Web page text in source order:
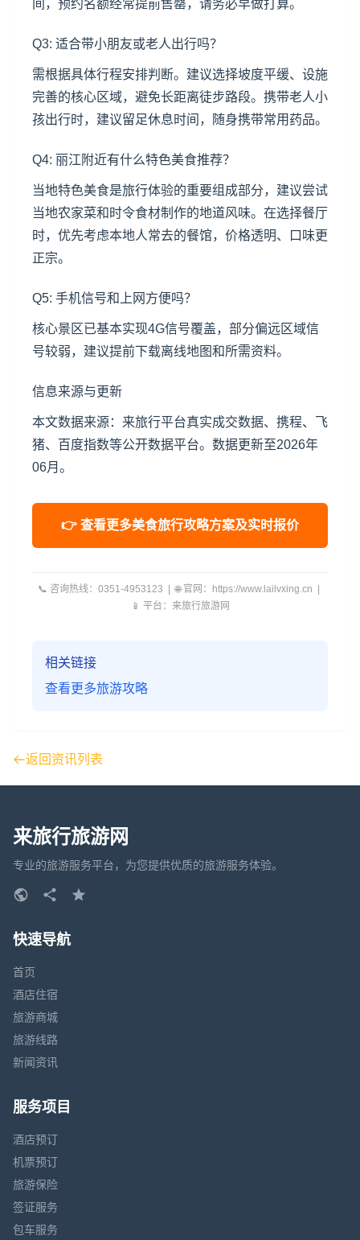
间，预约名额经常提前售罄，请务必早做打算。
Q3: 适合带小朋友或老人出行吗？
需根据具体行程安排判断。建议选择坡度平缓、设施
完善的核心区域，避免长距离徒步路段。携带老人小
孩出行时，建议留足休息时间，随身携带常用药品。
Q4: 丽江附近有什么特色美食推荐？
当地特色美食是旅行体验的重要组成部分，建议尝试
当地农家菜和时令食材制作的地道风味。在选择餐厅
时，优先考虑本地人常去的餐馆，价格透明、口味更
正宗。
Q5: 手机信号和上网方便吗？
核心景区已基本实现4G信号覆盖，部分偏远区域信
号较弱，建议提前下载离线地图和所需资料。
信息来源与更新
本文数据来源：来旅行平台真实成交数据、携程、飞
猪、百度指数等公开数据平台。数据更新至2026年
06月。
👉 查看更多美食旅行攻略方案及实时报价
📞 咨询热线：0351-4953123 | 🌐 官网：https://www.lailvxing.cn |
📱 平台：来旅行旅游网
相关链接
查看更多旅游攻略
返回资讯列表
来旅行旅游网
专业的旅游服务平台，为您提供优质的旅游服务体验。
快速导航
首页
酒店住宿
旅游商城
旅游线路
新闻资讯
服务项目
酒店预订
机票预订
旅游保险
签证服务
包车服务